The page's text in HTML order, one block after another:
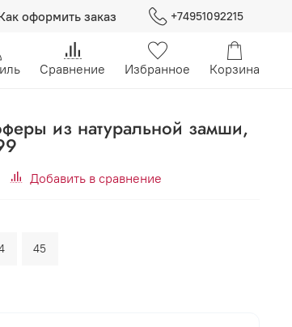
оформить заказ +74951092215
Сравнение Избранное Корзина
из натуральной замши,
Добавить в сравнение
45